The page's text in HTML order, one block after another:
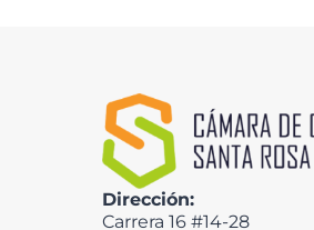
Dirección:
Carrera 16 #14-28